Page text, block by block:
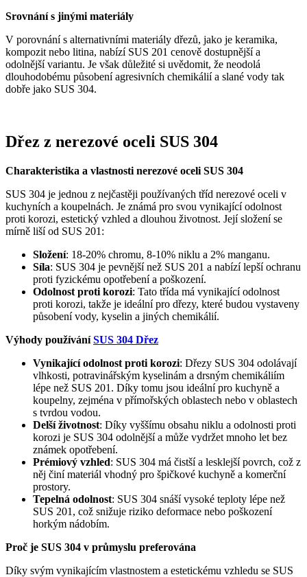
Srovnání s jinými materiály
V porovnání s alternativními materiály dřezů, jako je keramika,
kompozit nebo litina, nabízí SUS 201 cenově dostupnější a
odolnější variantu. Je však důležité si uvědomit, že neodolá
dlouhodobému působení agresivních chemikálií a slané vody tak
dobře jako SUS 304.
Dřez z nerezové oceli SUS 304
Charakteristika a vlastnosti nerezové oceli SUS 304
SUS 304 je jednou z nejčastěji používaných tříd nerezové oceli v
kuchyních a koupelnách. Je známá pro svou vynikající odolnost
proti korozi, estetický vzhled a dlouhou životnost. Její složení se
mírně liší od SUS 201:
Složení: 18-20% chromu, 8-10% niklu a 2% manganu.
Síla: SUS 304 je pevnější než SUS 201 a nabízí lepší ochranu
proti fyzickému opotřebení a poškození.
Odolnost proti korozi: Tato třída má vynikající odolnost
proti korozi, takže je ideální pro dřezy, které budou vystaveny
působení vody, kyselin a jiných chemikálií.
Výhody používáníSUS 304 Dřez
Vynikající odolnost proti korozi: Dřezy SUS 304 odolávají
vlhkosti, potravinářským kyselinám a drsným chemikáliím
lépe než SUS 201. Díky tomu jsou ideální pro kuchyně a
koupelny, zejména v přímořských oblastech nebo v oblastech
s tvrdou vodou.
Delší životnost: Díky vyššímu obsahu niklu a odolnosti proti
korozi je SUS 304 odolnější a může vydržet mnoho let bez
známek opotřebení.
Prémiový vzhled: SUS 304 má čistší a lesklejší povrch, což z
něj činí materiál vhodný pro špičkové kuchyně a komerční
prostory.
Tepelná odolnost: SUS 304 snáší vysoké teploty lépe než
SUS 201, což snižuje riziko deformace nebo poškození
horkým nádobím.
Proč je SUS 304 v průmyslu preferována
Díky svým vynikajícím vlastnostem a estetickému vzhledu se SUS